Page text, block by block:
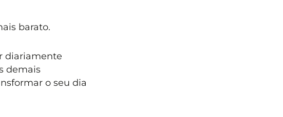
barato.
diariamente
demais
o seu dia